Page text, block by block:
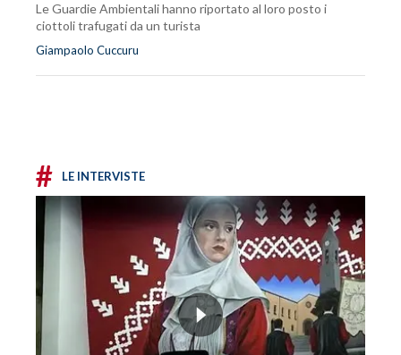
Le Guardie Ambientali hanno riportato al loro posto i
ciottoli trafugati da un turista
Giampaolo Cuccuru
# LE INTERVISTE